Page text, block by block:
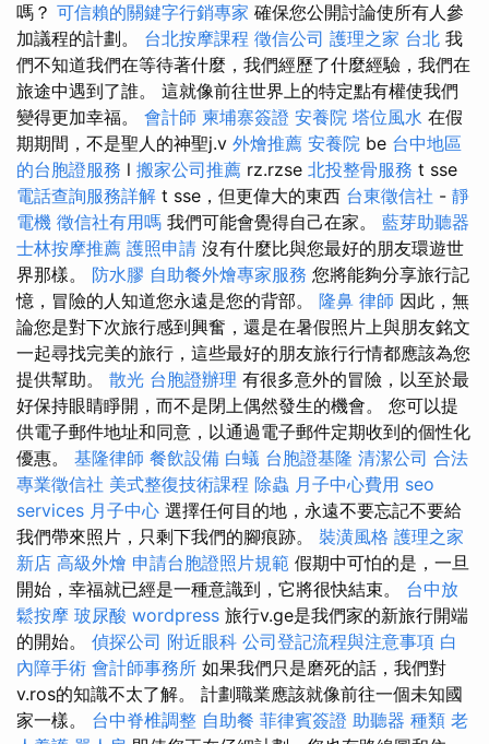
嗎？ 可信賴的關鍵字行銷專家 確保您公開討論使所有人參
加議程的計劃。 台北按摩課程 徵信公司 護理之家 台北 我
們不知道我們在等待著什麼，我們經歷了什麼經驗，我們在
旅途中遇到了誰。 這就像前往世界上的特定點有權使我們
變得更加幸福。 會計師 柬埔寨簽證 安養院 塔位風水 在假
期期間，不是聖人的神聖j.v 外燴推薦 安養院 be 台中地區
的台胞證服務 l 搬家公司推薦 rz.rzse 北投整骨服務 t sse
電話查詢服務詳解 t sse，但更偉大的東西 台東徵信社 - 靜
電機 徵信社有用嗎 我們可能會覺得自己在家。 藍芽助聽器
士林按摩推薦 護照申請 沒有什麼比與您最好的朋友環遊世
界那樣。 防水膠 自助餐外燴專家服務 您將能夠分享旅行記
憶，冒險的人知道您永遠是您的背部。 隆鼻 律師 因此，無
論您是對下次旅行感到興奮，還是在暑假照片上與朋友銘文
一起尋找完美的旅行，這些最好的朋友旅行行情都應該為您
提供幫助。 散光 台胞證辦理 有很多意外的冒險，以至於最
好保持眼睛睜開，而不是閉上偶然發生的機會。 您可以提
供電子郵件地址和同意，以通過電子郵件定期收到的個性化
優惠。 基隆律師 餐飲設備 白蟻 台胞證基隆 清潔公司 合法
專業徵信社 美式整復技術課程 除蟲 月子中心費用 seo
services 月子中心 選擇任何目的地，永遠不要忘記不要給
我們帶來照片，只剩下我們的腳痕跡。 裝潢風格 護理之家
新店 高級外燴 申請台胞證照片規範 假期中可怕的是，一旦
開始，幸福就已經是一種意識到，它將很快結束。 台中放
鬆按摩 玻尿酸 wordpress 旅行v.ge是我們家的新旅行開端
的開始。 偵探公司 附近眼科 公司登記流程與注意事項 白
內障手術 會計師事務所 如果我們只是磨死的話，我們對
v.ros的知識不太了解。 計劃職業應該就像前往一個未知國
家一樣。 台中脊椎調整 自助餐 菲律賓簽證 助聽器 種類 老